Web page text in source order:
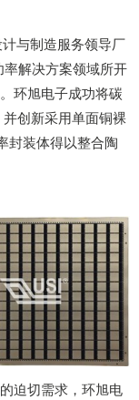
与制造服务领导厂
解决方案领域所开
环旭电子成功将碳
创新采用单面铜裸
封装体得以整合陶
迫切需求，环旭电